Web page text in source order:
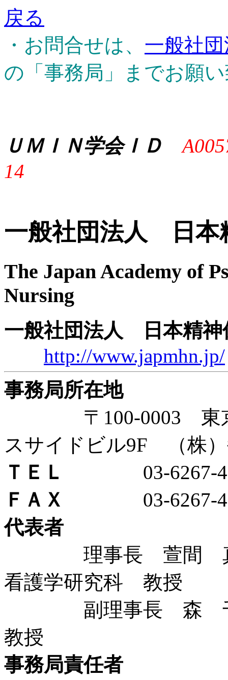
戻る
・お問合せは、 一般社
の「事務局」までお願
ＵＭＩＮ学会ＩＤ
14
一般社団法人 日本
The Japan Academy of
Nursing
一般社団法人 日本精神
http://www.japmhn.jp/
事務局所在地
〒100-0003 東京都
スサイドビル9F （株
ＴＥＬ
03-6267-
ＦＡＸ
03-6267-
代表者
理事長 萱間 真美
看護学研究科 教授
副理事長 森 千
教授
事務局責任者